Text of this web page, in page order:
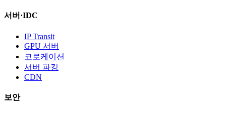
서버·IDC
IP Transit
GPU 서버
코로케이션
서버 파킹
CDN
보안